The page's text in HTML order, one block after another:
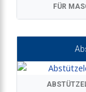
FÜR